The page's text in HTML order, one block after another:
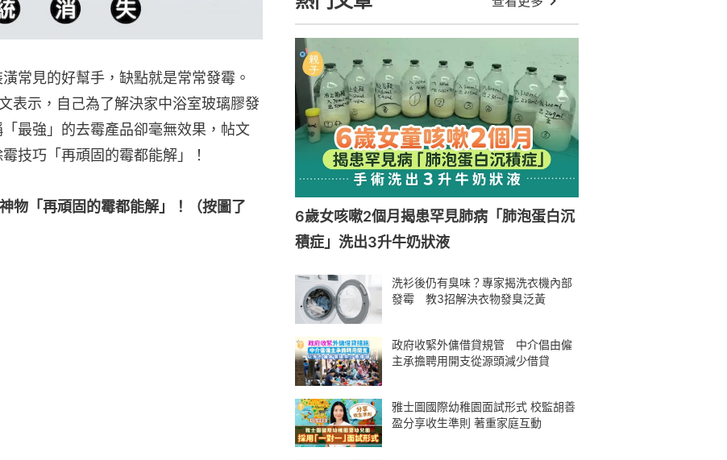
常見的好幫手，缺點就是常常發霉。
表示，自己為了解決家中浴室玻璃膠發
最強」的去霉產品卻毫無效果，帖文
技巧「再頑固的霉都能解」！
物「再頑固的霉都能解」！（按圖了
6歲女咳嗽2個月揭患罕見肺病「肺泡蛋白沉
積症」洗出3升牛奶狀液
洗衫後仍有臭味？專家揭洗衣機內部
發霉 教3招解決衣物發臭泛黃
政府收緊外傭借貸規管 中介倡由僱
主承擔聘用開支從源頭減少借貸
雅士圖國際幼稚園面試形式 校監胡善
盈分享收生準則 著重家庭互動